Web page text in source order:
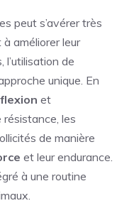
peut s’avérer très
améliorer leur
l’utilisation de
unique. En
flexion et
les
de manière
et leur endurance.
à une routine